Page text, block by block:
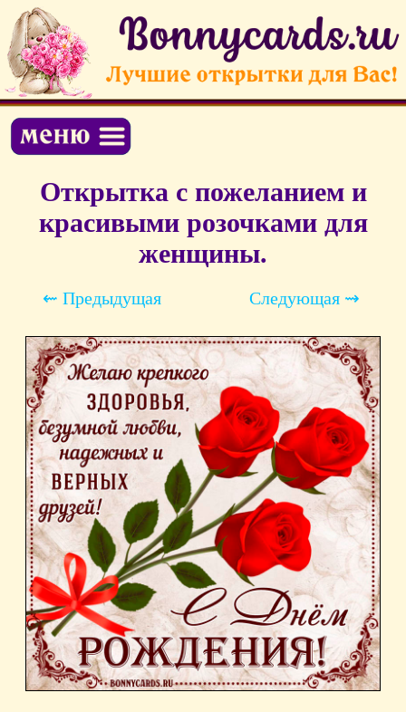
Открытка с пожеланием и
красивыми розочками для
женщины.
⇜ Предыдущая Следующая ⇝